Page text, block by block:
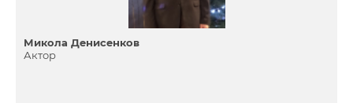
Микола Денисенков
Актор